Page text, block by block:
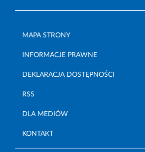
MAPA STRONY
INFORMACJE PRAWNE
DEKLARACJA DOSTĘPNOŚCI
RSS
DLA MEDIÓW
KONTAKT